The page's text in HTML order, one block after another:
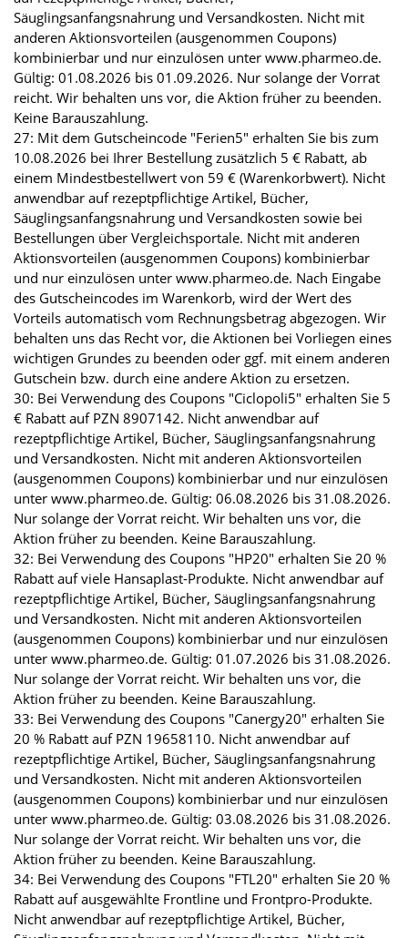
Säuglingsanfangsnahrung und Versandkosten. Nicht mit
anderen Aktionsvorteilen (ausgenommen Coupons)
kombinierbar und nur einzulösen unter www.pharmeo.de.
Gültig: 01.08.2026 bis 01.09.2026. Nur solange der Vorrat
reicht. Wir behalten uns vor, die Aktion früher zu beenden.
Keine Barauszahlung.
27: Mit dem Gutscheincode "Ferien5" erhalten Sie bis zum
10.08.2026 bei Ihrer Bestellung zusätzlich 5 € Rabatt, ab
einem Mindestbestellwert von 59 € (Warenkorbwert). Nicht
anwendbar auf rezeptpflichtige Artikel, Bücher,
Säuglingsanfangsnahrung und Versandkosten sowie bei
Bestellungen über Vergleichsportale. Nicht mit anderen
Aktionsvorteilen (ausgenommen Coupons) kombinierbar
und nur einzulösen unter www.pharmeo.de. Nach Eingabe
des Gutscheincodes im Warenkorb, wird der Wert des
Vorteils automatisch vom Rechnungsbetrag abgezogen. Wir
behalten uns das Recht vor, die Aktionen bei Vorliegen eines
wichtigen Grundes zu beenden oder ggf. mit einem anderen
Gutschein bzw. durch eine andere Aktion zu ersetzen.
30: Bei Verwendung des Coupons "Ciclopoli5" erhalten Sie 5
€ Rabatt auf PZN 8907142. Nicht anwendbar auf
rezeptpflichtige Artikel, Bücher, Säuglingsanfangsnahrung
und Versandkosten. Nicht mit anderen Aktionsvorteilen
(ausgenommen Coupons) kombinierbar und nur einzulösen
unter www.pharmeo.de. Gültig: 06.08.2026 bis 31.08.2026.
Nur solange der Vorrat reicht. Wir behalten uns vor, die
Aktion früher zu beenden. Keine Barauszahlung.
32: Bei Verwendung des Coupons "HP20" erhalten Sie 20 %
Rabatt auf viele Hansaplast-Produkte. Nicht anwendbar auf
rezeptpflichtige Artikel, Bücher, Säuglingsanfangsnahrung
und Versandkosten. Nicht mit anderen Aktionsvorteilen
(ausgenommen Coupons) kombinierbar und nur einzulösen
unter www.pharmeo.de. Gültig: 01.07.2026 bis 31.08.2026.
Nur solange der Vorrat reicht. Wir behalten uns vor, die
Aktion früher zu beenden. Keine Barauszahlung.
33: Bei Verwendung des Coupons "Canergy20" erhalten Sie
20 % Rabatt auf PZN 19658110. Nicht anwendbar auf
rezeptpflichtige Artikel, Bücher, Säuglingsanfangsnahrung
und Versandkosten. Nicht mit anderen Aktionsvorteilen
(ausgenommen Coupons) kombinierbar und nur einzulösen
unter www.pharmeo.de. Gültig: 03.08.2026 bis 31.08.2026.
Nur solange der Vorrat reicht. Wir behalten uns vor, die
Aktion früher zu beenden. Keine Barauszahlung.
34: Bei Verwendung des Coupons "FTL20" erhalten Sie 20 %
Rabatt auf ausgewählte Frontline und Frontpro-Produkte.
Nicht anwendbar auf rezeptpflichtige Artikel, Bücher,